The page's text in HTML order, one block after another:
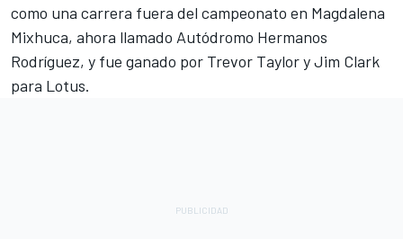
como una carrera fuera del campeonato en Magdalena
Mixhuca, ahora llamado Autódromo Hermanos
Rodríguez, y fue ganado por Trevor Taylor y Jim Clark
para Lotus.